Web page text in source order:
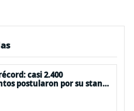
casi 2.400
postularon por su stand
2026